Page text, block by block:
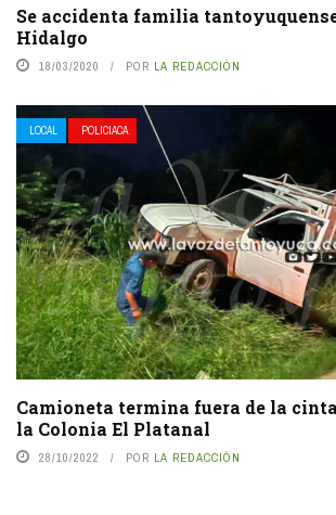
Se accidenta familia
Hidalgo
18/03/2020 POR LA REDACCIÓN
LOCAL POLICIACA
Camioneta termina fuera de la
la Colonia El Platanal
28/10/2022 POR LA REDACCIÓN